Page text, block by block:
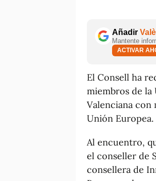
Añadir
Mantente
ACTIVAR
El Consell ha
miembros de la
Valenciana con
Unión Europea.
Al encuentro,
el conseller de
consellera de